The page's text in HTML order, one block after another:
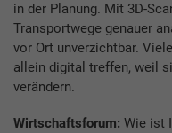
in der Planung. Mit 3D-
Transportwege genauer
vor Ort unverzichtbar.
allein digital treffen, weil
verändern.
Wirtschaftsforum: Wie ist